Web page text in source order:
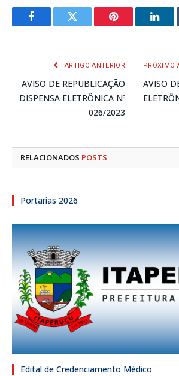
FacebookTwitter Pinterest
ARTIGO ANTERIOR
AVISO DE REPUBLICAÇÃO
DISPENSA ELETRÔNICA Nº
026/2023
PRÓXIMO
AVISO
RELACIONADOS POSTS
Portarias 2026
Edital de Credenciamento Médico